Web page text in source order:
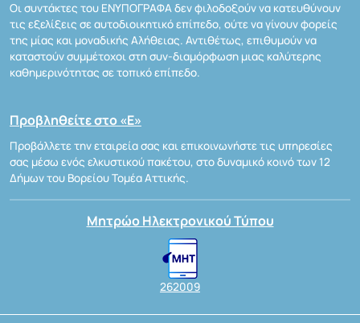
Οι συντάκτες του ΕΝΥΠΟΓΡΑΦΑ δεν φιλοδοξούν να κατευθύνουν
τις εξελίξεις σε αυτοδιοικητικό επίπεδο, ούτε να γίνουν φορείς
της μίας και μοναδικής Αλήθειας. Αντιθέτως, επιθυμούν να
καταστούν συμμέτοχοι στη συν-διαμόρφωση μιας καλύτερης
καθημερινότητας σε τοπικό επίπεδο.
Προβληθείτε στο «Ε»
Προβάλλετε την εταιρεία σας και επικοινωνήστε τις υπηρεσίες
σας μέσω ενός ελκυστικού πακέτου, στο δυναμικό κοινό των 12
Δήμων του Βορείου Τομέα Αττικής.
Μητρώο Ηλεκτρονικού Τύπου
262009